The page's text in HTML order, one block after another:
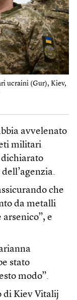
ucraini (Gur), Kiev,
avvelenato
militari
che
da metalli
e
stato
modo”.
di Kiev Vitalij